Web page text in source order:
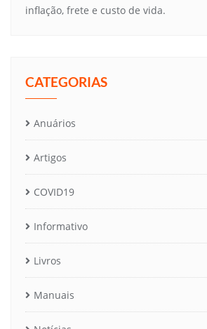
inflação, frete e custo de vida.
CATEGORIAS
Anuários
Artigos
COVID19
Informativo
Livros
Manuais